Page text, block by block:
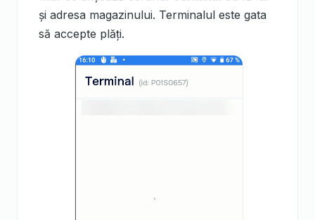
și adresa magazinului. Terminalul este gata
să accepte plăți.